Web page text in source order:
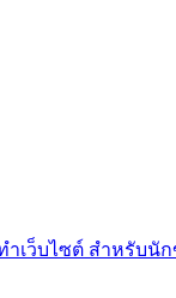
ว็บไซต์ สำหรับนัก